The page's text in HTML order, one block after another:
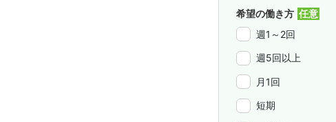
希望の働き方
週1～2回
週5回以上
月1回
短期